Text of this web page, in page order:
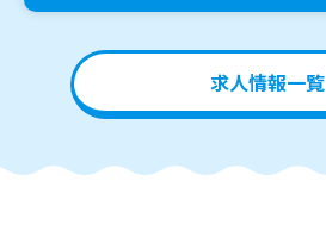
求人情報一覧